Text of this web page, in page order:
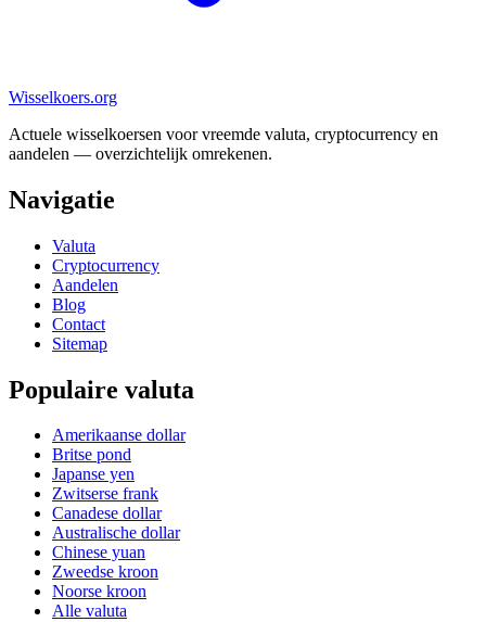
Wisselkoers.org
Actuele wisselkoersen voor vreemde valuta, cryptocurrency en
aandelen — overzichtelijk omrekenen.
Navigatie
Valuta
Cryptocurrency
Aandelen
Blog
Contact
Sitemap
Populaire valuta
Amerikaanse dollar
Britse pond
Japanse yen
Zwitserse frank
Canadese dollar
Australische dollar
Chinese yuan
Zweedse kroon
Noorse kroon
Alle valuta